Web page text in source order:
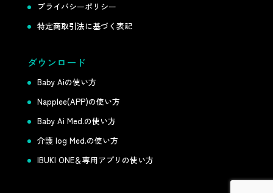
プライバシーポリシー
特定商取引法に基づく表記
ダウンロード
Baby Aiの使い方
Napplee(APP)の使い方
Baby Ai Med.の使い方
介護 log Med.の使い方
IBUKI ONE＆専用アプリの使い方